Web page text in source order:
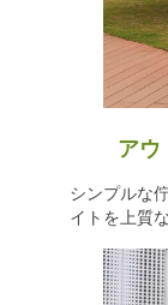
アウ
シンプルな
イトを上質